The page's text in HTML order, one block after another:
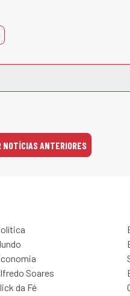
NOTÍCIAS ANTERIORES
Soares
da Fé